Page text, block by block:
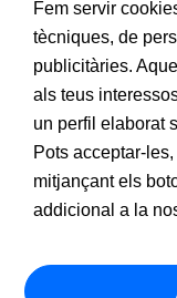
Fem servir
tècniques, de
publicitàries.
als teus
un perfil elaborat
Pots acceptar-
mitjançant els
addicional a la